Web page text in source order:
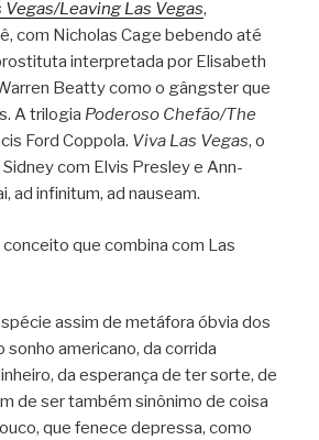
Leaving Las Vegas,
com Nicholas Cage bebendo até
interpretada por Elisabeth
Beatty como o gângster que
A trilogia Poderoso Chefão/The
Ford Coppola. Viva Las Vegas, o
com Elvis Presley e Ann-
ad infinitum, ad nauseam.
conceito que combina com Las
assim de metáfora óbvia dos
sonho americano, da corrida
da esperança de ter sorte, de
de ser também sinônimo de coisa
que fenece depressa, como